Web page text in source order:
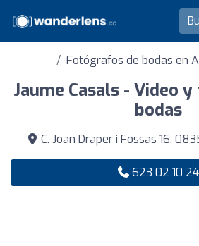
Fotógrafos de bodas en
Jaume Casals - Video
bodas
C. Joan Draper i Fossas 16,
623 02 10 24